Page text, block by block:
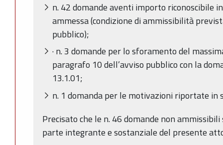
n. 42 domande aventi importo riconoscibile
ammessa (condizione di ammissibilità
pubblico);
· n. 3 domande per lo sforamento del
paragrafo 10 dell’avviso pubblico con la
13.1.01;
n. 1 domanda per le motivazioni riportate in
Precisato che le n. 46 domande non
parte integrante e sostanziale del presente